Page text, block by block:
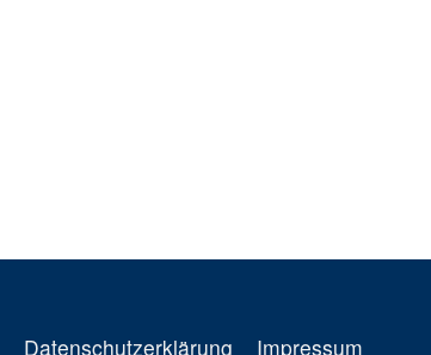
Datenschutzerklärung Impressum